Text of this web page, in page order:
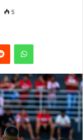
5
Reddit WhatsApp